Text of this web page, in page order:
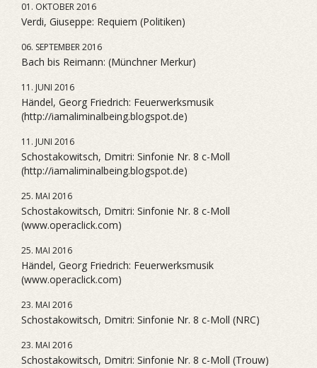
01. OKTOBER 2016
Verdi, Giuseppe: Requiem (Politiken)
06. SEPTEMBER 2016
Bach bis Reimann: (Münchner Merkur)
11. JUNI 2016
Händel, Georg Friedrich: Feuerwerksmusik
(http://iamaliminalbeing.blogspot.de)
11. JUNI 2016
Schostakowitsch, Dmitri: Sinfonie Nr. 8 c-Moll
(http://iamaliminalbeing.blogspot.de)
25. MAI 2016
Schostakowitsch, Dmitri: Sinfonie Nr. 8 c-Moll
(www.operaclick.com)
25. MAI 2016
Händel, Georg Friedrich: Feuerwerksmusik
(www.operaclick.com)
23. MAI 2016
Schostakowitsch, Dmitri: Sinfonie Nr. 8 c-Moll (NRC)
23. MAI 2016
Schostakowitsch, Dmitri: Sinfonie Nr. 8 c-Moll (Trouw)